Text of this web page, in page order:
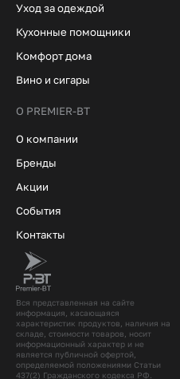
Вся представленная на сайте
информация, касающаяся
характеристик продуктов, наличия на
складе, стоимости товаров, носит
информационный характер и не
является публичной офертой,
определяемой положениями Статьи
437(2) Гражданского кодекcа РФ.
Уход за одеждой
Кухонные помощники
Комфорт дома
Вино и сигары
О PREMIER-BT
О компании
Бренды
Акции
События
Контакты